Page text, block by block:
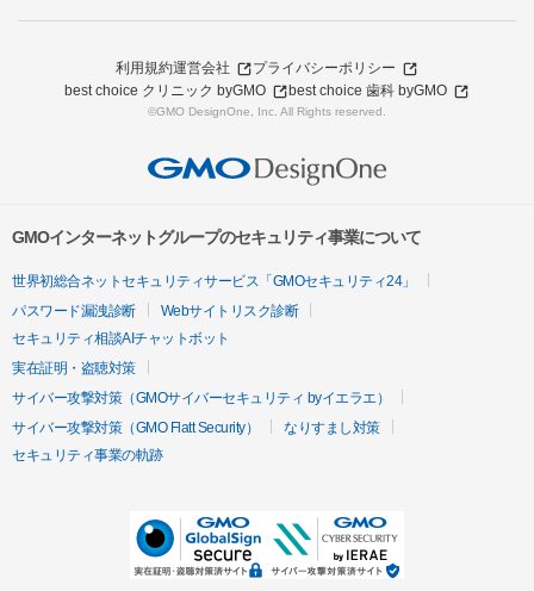
利用規約運営会社
プライバシーポリシー
best choice クリニック byGMO
best choice 歯科 byGMO
©GMO DesignOne, Inc. All Rights reserved.
GMOインターネットグループのセキュリティ事業について
世界初総合ネットセキュリティサービス「GMOセキュリティ24」
パスワード漏洩診断
Webサイトリスク診断
セキュリティ相談AIチャットボット
実在証明・盗聴対策
サイバー攻撃対策（GMOサイバーセキュリティ byイエラエ）
サイバー攻撃対策（GMO Flatt Security）
なりすまし対策
セキュリティ事業の軌跡